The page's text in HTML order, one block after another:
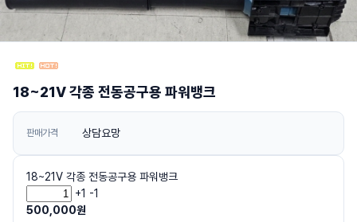
18~21V 각종 전동공구용 파워뱅크
판매가격 상담요망
18~21V 각종 전동공구용 파워뱅크
+1 -1
500,000원